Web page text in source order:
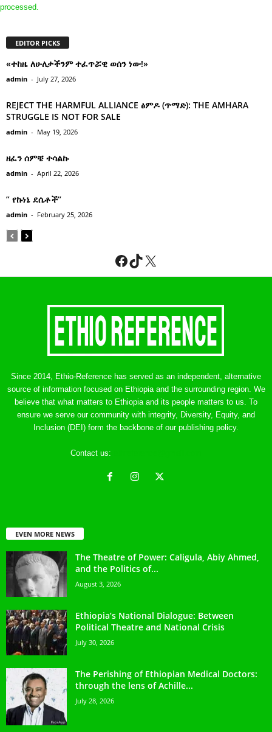
processed.
EDITOR PICKS
«ተከዜ ለሁለታችንም ተፈጥሯዊ ወሰን ነው!»
admin - July 27, 2026
REJECT THE HARMFUL ALLIANCE ፅምዶ (ጥማድ): THE AMHARA
STRUGGLE IS NOT FOR SALE
admin - May 19, 2026
ዘፈን ሰምቼ ተሳልኩ
admin - April 22, 2026
” የኩነኔ ደሴቶች’’
admin - February 25, 2026
Facebook
TikTok
X
Since 2014, Ethio-Reference has served as an independent, alternative
source of information focused on Ethiopia and the surrounding region. We
believe that what matters to Ethiopia and its people matters to us. To
ensure we serve our community with integrity, Diversity, Equity, and
Inclusion (DEI) form the backbone of our publishing policy.
Contact us:
EVEN MORE NEWS
The Theatre of Power: Caligula, Abiy Ahmed,
and the Politics of...
August 3, 2026
Ethiopia’s National Dialogue: Between
Political Theatre and National Crisis
July 30, 2026
The Perishing of Ethiopian Medical Doctors:
through the lens of Achille...
July 28, 2026